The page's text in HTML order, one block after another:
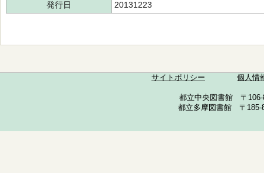
発行日 20131223
サイトポリシー 個人情
都立中央図書館 〒
都立多摩図書館 〒185-